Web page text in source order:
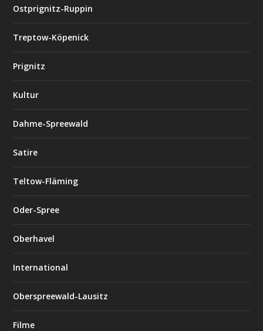
Ostprignitz-Ruppin
Treptow-Köpenick
Prignitz
Kultur
Dahme-Spreewald
Satire
Teltow-Fläming
Oder-Spree
Oberhavel
International
Oberspreewald-Lausitz
Filme